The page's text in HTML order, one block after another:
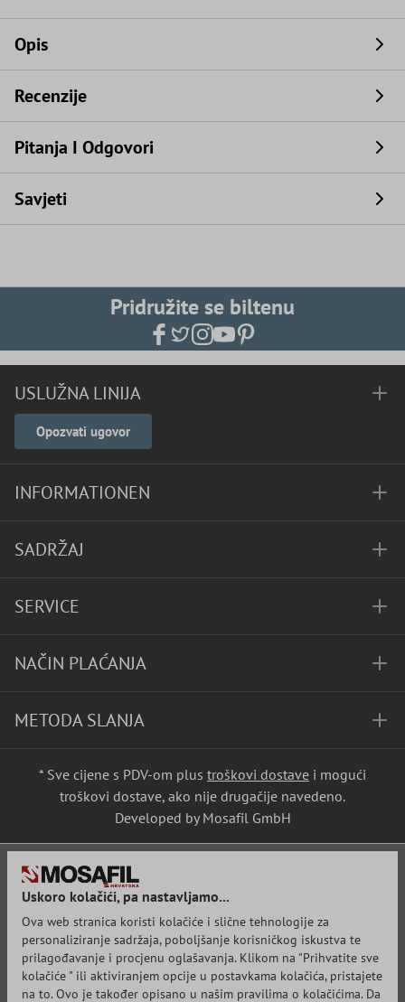
Opis
Recenzije
Pitanja I Odgovori
Savjeti
Pridružite se biltenu
USLUŽNA LINIJA
Opozvati ugovor
INFORMATIONEN
SADRŽAJ
SERVICE
NAČIN PLAĆANJA
METODA SLANJA
* Sve cijene s PDV-om plus troškovi dostave i mogući
troškovi dostave, ako nije drugačije navedeno.
Developed by Mosafil GmbH
Uskoro kolačići, pa nastavljamo...
Ova web stranica koristi kolačiće i slične tehnologije za
personaliziranje sadržaja, poboljšanje korisničkog iskustva te
prilagođavanje i procjenu oglašavanja. Klikom na "Prihvatite sve
kolačiće " ili aktiviranjem opcije u postavkama kolačića, pristajete
na to. Ovo je također opisano u našim pravilima o kolačićima. Da